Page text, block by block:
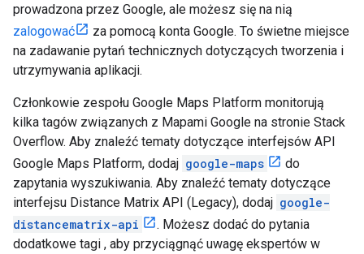
prowadzona przez Google, ale możesz się na nią
zalogować
za pomocą konta Google. To świetne miejsce
na zadawanie pytań technicznych dotyczących tworzenia i
utrzymywania aplikacji.
Członkowie zespołu Google Maps Platform monitorują
kilka tagów związanych z Mapami Google na stronie Stack
Overflow. Aby znaleźć tematy dotyczące interfejsów API
Google Maps Platform, dodaj google-maps
do
zapytania wyszukiwania. Aby znaleźć tematy dotyczące
interfejsu Distance Matrix API (Legacy), dodaj google-
distancematrix-api
. Możesz dodać do pytania
dodatkowe tagi , aby przyciągnąć uwagę ekspertów w